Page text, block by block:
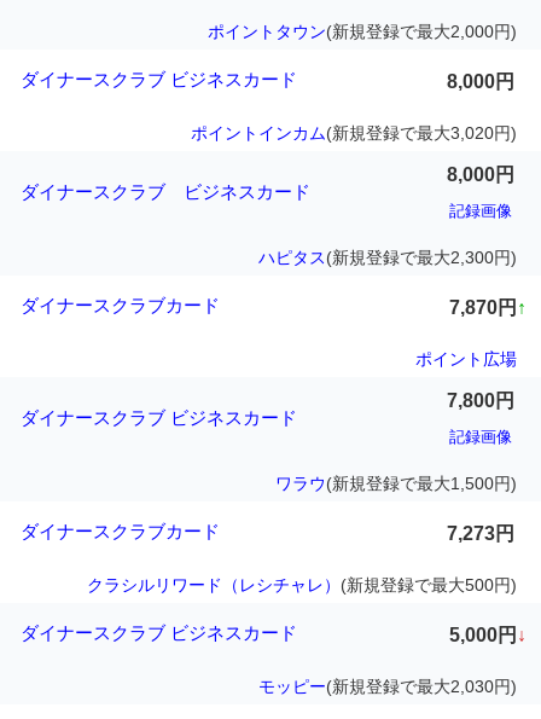
ポイントタウン(新規登録で最大2,000円)
ダイナースクラブ ビジネスカード 8,000円
ポイントインカム(新規登録で最大3,020円)
ダイナースクラブ ビジネスカード
8,000円
記録画像
ハピタス(新規登録で最大2,300円)
ダイナースクラブカード 7,870円 ↑
ポイント広場
ダイナースクラブ ビジネスカード
7,800円
記録画像
ワラウ(新規登録で最大1,500円)
ダイナースクラブカード 7,273円
クラシルリワード（レシチャレ） (新規登録で最大500円)
ダイナースクラブ ビジネスカード 5,000円 ↓
モッピー(新規登録で最大2,030円)